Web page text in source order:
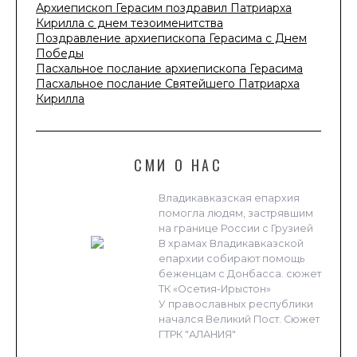
Архиепископ Герасим поздравил Патриарха
Кирилла с днем тезоименитства
Поздравление архиепископа Герасима с Днем
Победы
Пасхальное послание архиепископа Герасима
Пасхальное послание Святейшего Патриарха
Кирилла
СМИ О НАС
Владикавказская епархия
помогла людям, застрявшим
на границе России с Грузией
В храмах Владикавказской
епархии собирают помощь
беженцам с Донбасса. сюжет
ТК «Осетия-Ирыстон»
У православных республики
начался Великий Пост. Сюжет
ГТРК "АЛАНИЯ"